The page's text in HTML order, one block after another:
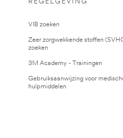
REGELGEVING
VIB zoeken
Zeer zorgwekkende stoffen
zoeken
3M Academy - Trainingen
Gebruiksaanwijzing voor
hulpmiddelen